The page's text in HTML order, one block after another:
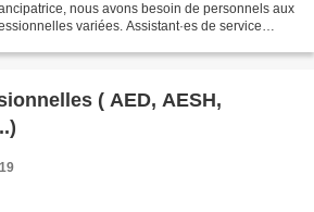
nous avons besoin de personnels aux
variées. Assistant·es de service
( AED, AESH,